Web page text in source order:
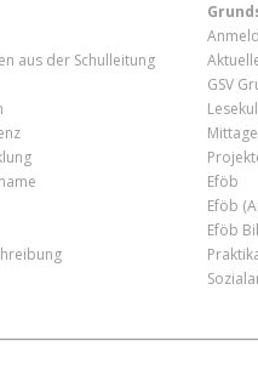
aus der Schulleitung
GSV
Eföb
Eföb
Eföb